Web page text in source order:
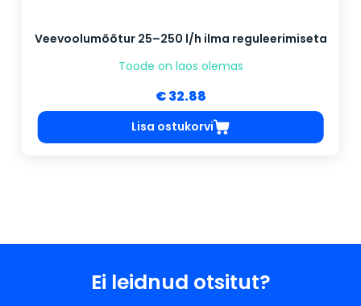
Veevoolumõõtur 25–250 l/h ilma reguleerimiseta
Toode on laos olemas
€ 32.88
Lisa ostukorvi
Ei leidnud otsitut?